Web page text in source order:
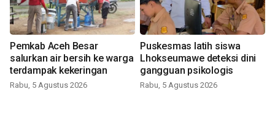
Pemkab Aceh Besar
salurkan air bersih ke warga
terdampak kekeringan
Rabu, 5 Agustus 2026
Puskesmas latih siswa
Lhokseumawe deteksi dini
gangguan psikologis
Rabu, 5 Agustus 2026